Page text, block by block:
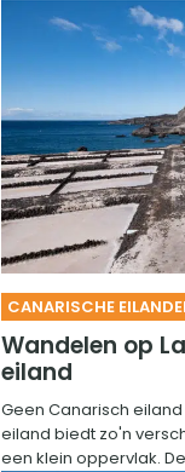
CANARISCHE
Wandelen op
eiland
Geen Canarisch
eiland biedt zo'n
een klein oppervlak.